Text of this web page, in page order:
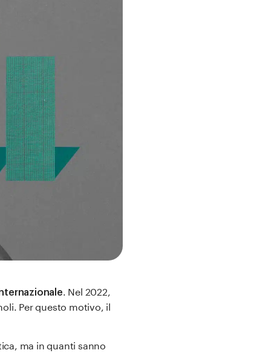
. Nel 2022,
Per questo motivo, il
ma in quanti sanno